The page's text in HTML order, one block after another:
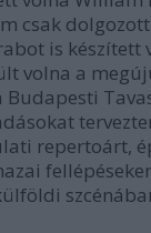
csak
is készített
volna a
repertoárt,